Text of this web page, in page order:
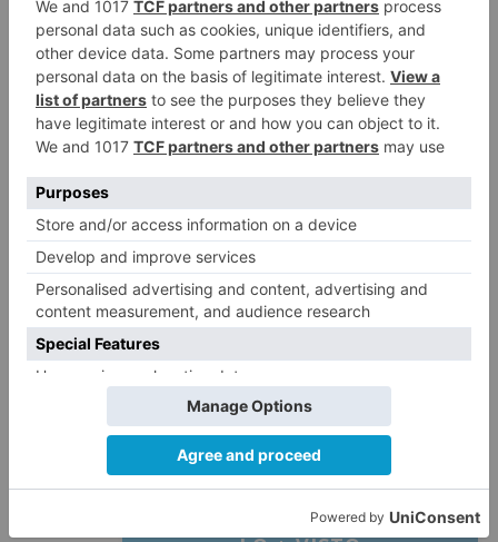
En otro orden de cosas, la portavoz del Equipo
de Gobierno, Nuria Barrio ha señalado que el
Ayuntamiento trabajará de forma coordinada
con la Subdelegación de Gobierno y la
Universidad, para evitar las novatadas en el
ámbito universitario ante el inminente comienzo
del curso. Se pretende erradicar este tipo de
actos y para ello tanto Policía Local como
Nacional coordinarán sus acciones en este
sentido.
primer paso modificar
proyecto
fiscales